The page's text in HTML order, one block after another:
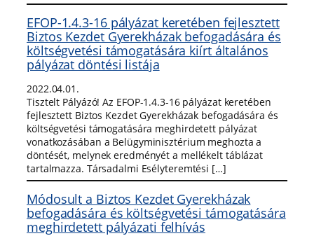
EFOP-1.4.3-16 pályázat keretében fejlesztett
Biztos Kezdet Gyerekházak befogadására és
költségvetési támogatására kiírt általános
pályázat döntési listája
2022.04.01.
Tisztelt Pályázó! Az EFOP-1.4.3-16 pályázat keretében
fejlesztett Biztos Kezdet Gyerekházak befogadására és
költségvetési támogatására meghirdetett pályázat
vonatkozásában a Belügyminisztérium meghozta a
döntését, melynek eredményét a mellékelt táblázat
tartalmazza. Társadalmi Esélyteremtési […]
Módosult a Biztos Kezdet Gyerekházak
befogadására és költségvetési támogatására
meghirdetett pályázati felhívás